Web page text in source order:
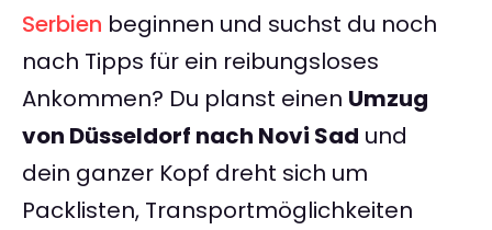
Serbien beginnen und suchst du noch
nach Tipps für ein reibungsloses
Ankommen? Du planst einen Umzug
von Düsseldorf nach Novi Sad und
dein ganzer Kopf dreht sich um
Packlisten, Transportmöglichkeiten